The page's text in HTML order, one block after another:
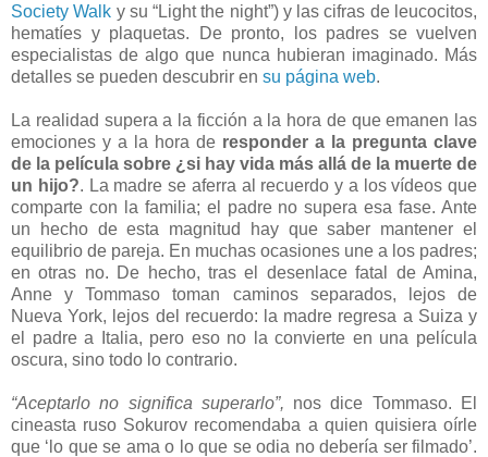
Society Walk y su “Light the night”) y las cifras de leucocitos,
hematíes y plaquetas. De pronto, los padres se vuelven
especialistas de algo que nunca hubieran imaginado. Más
detalles se pueden descubrir en su página web.
La realidad supera a la ficción a la hora de que emanen las
emociones y a la hora de responder a la pregunta clave
de la película sobre ¿si hay vida más allá de la muerte de
un hijo?. La madre se aferra al recuerdo y a los vídeos que
comparte con la familia; el padre no supera esa fase. Ante
un hecho de esta magnitud hay que saber mantener el
equilibrio de pareja. En muchas ocasiones une a los padres;
en otras no. De hecho, tras el desenlace fatal de Amina,
Anne y Tommaso toman caminos separados, lejos de
Nueva York, lejos del recuerdo: la madre regresa a Suiza y
el padre a Italia, pero eso no la convierte en una película
oscura, sino todo lo contrario.
“Aceptarlo no significa superarlo”, nos dice Tommaso. El
cineasta ruso Sokurov recomendaba a quien quisiera oírle
que ‘lo que se ama o lo que se odia no debería ser filmado’.